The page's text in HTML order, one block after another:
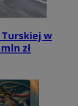
w
zł